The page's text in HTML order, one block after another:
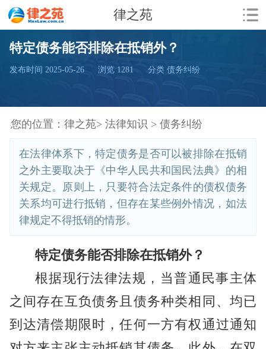
律之苑
特定债务能否排除在抵销外？
发布时间 2025-05-26 浏览 1281 分类 债务纠纷
您的位置： 律之苑> 法律知识 > 债务纠纷
在法律体系下，特定债务是否可以被排除在抵销
之外主要取决于《中华人民共和国民法典》的相
关规定。原则上，只要符合法定条件的债权债务
关系均可进行抵销，但存在某些例外情况，如法
律规定不得抵销的情形。
特定债务能否排除在抵销外？
根据现行法律法规，当普通民事主体
之间存在互负债务且债务种类相同、均已
到达清偿期限时，任何一方有权通过通知